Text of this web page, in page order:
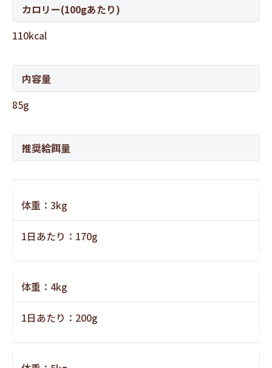
カロリー(100gあたり)
110kcal
内容量
85g
推奨給餌量
体重：3kg
1日あたり：170g
体重：4kg
1日あたり：200g